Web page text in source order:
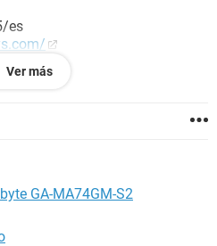
es
informes
(Enlace-01)
XP Professional
Ver más
GA-MA74GM-S2